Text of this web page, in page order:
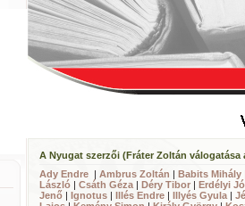
A Nyugat szerzői (Fráter Zoltán válogatása
Ady Endre | Ambrus Zoltán | Babits Mihály
László | Csáth Géza | Déry Tibor | Erdélyi
Jenő | Ignotus | Illés Endre | Illyés Gyula |